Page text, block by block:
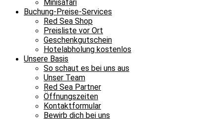
Minisafari
Buchung-Preise-Services
Red Sea Shop
Preisliste vor Ort
Geschenkgutschein
Hotelabholung kostenlos
Unsere Basis
So schaut es bei uns aus
Unser Team
Red Sea Partner
Öffnungszeiten
Kontaktformular
Bewirb dich bei uns